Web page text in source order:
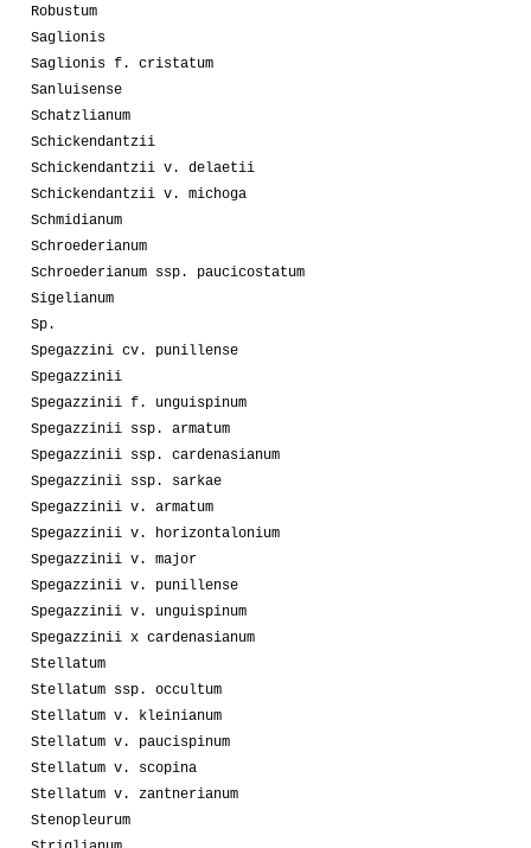
Robustum
Saglionis
Saglionis f. cristatum
Sanluisense
Schatzlianum
Schickendantzii
Schickendantzii v. delaetii
Schickendantzii v. michoga
Schmidianum
Schroederianum
Schroederianum ssp. paucicostatum
Sigelianum
Sp.
Spegazzini cv. punillense
Spegazzinii
Spegazzinii f. unguispinum
Spegazzinii ssp. armatum
Spegazzinii ssp. cardenasianum
Spegazzinii ssp. sarkae
Spegazzinii v. armatum
Spegazzinii v. horizontalonium
Spegazzinii v. major
Spegazzinii v. punillense
Spegazzinii v. unguispinum
Spegazzinii x cardenasianum
Stellatum
Stellatum ssp. occultum
Stellatum v. kleinianum
Stellatum v. paucispinum
Stellatum v. scopina
Stellatum v. zantnerianum
Stenopleurum